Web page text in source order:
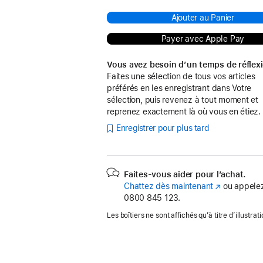
Ajouter au Panier
Payer avec Apple Pay
Vous avez besoin d’un temps de
Faites une sélection de tous vos articles
préférés en les enregistrant dans Votre
sélection, puis revenez à tout moment et
reprenez exactement là où vous en étiez.
Enregistrer pour plus tard
Faites-vous aider pour l’achat.
Chattez dès maintenant (s’ouvre
nouvelle
ou
0800 845 123.
Les boîtiers ne sont affichés qu’à titre